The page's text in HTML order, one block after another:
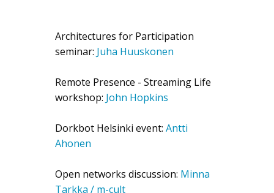
Architectures for Participation
seminar: Juha Huuskonen
Remote Presence - Streaming Life
workshop: John Hopkins
Dorkbot Helsinki event: Antti
Ahonen
Open networks discussion: Minna
Tarkka / m-cult